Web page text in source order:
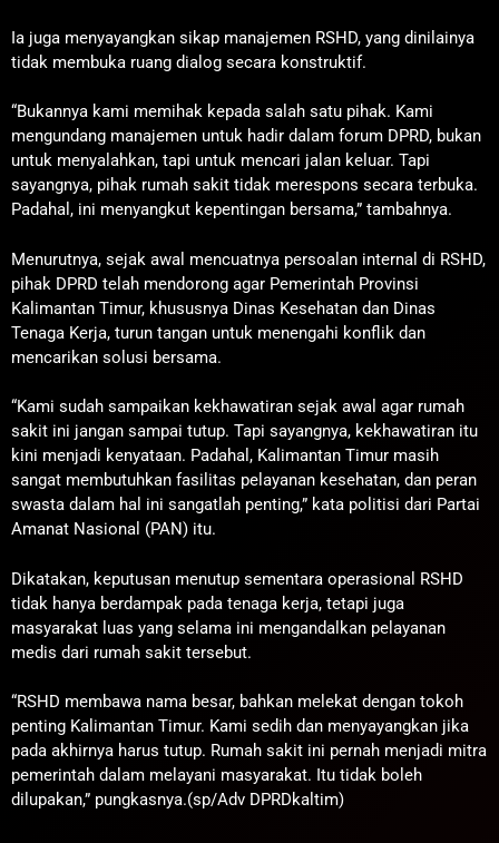
Ia juga menyayangkan sikap manajemen RSHD, yang dinilainya
tidak membuka ruang dialog secara konstruktif.
“Bukannya kami memihak kepada salah satu pihak. Kami
mengundang manajemen untuk hadir dalam forum DPRD, bukan
untuk menyalahkan, tapi untuk mencari jalan keluar. Tapi
sayangnya, pihak rumah sakit tidak merespons secara terbuka.
Padahal, ini menyangkut kepentingan bersama,” tambahnya.
Menurutnya, sejak awal mencuatnya persoalan internal di RSHD,
pihak DPRD telah mendorong agar Pemerintah Provinsi
Kalimantan Timur, khususnya Dinas Kesehatan dan Dinas
Tenaga Kerja, turun tangan untuk menengahi konflik dan
mencarikan solusi bersama.
“Kami sudah sampaikan kekhawatiran sejak awal agar rumah
sakit ini jangan sampai tutup. Tapi sayangnya, kekhawatiran itu
kini menjadi kenyataan. Padahal, Kalimantan Timur masih
sangat membutuhkan fasilitas pelayanan kesehatan, dan peran
swasta dalam hal ini sangatlah penting,” kata politisi dari Partai
Amanat Nasional (PAN) itu.
Dikatakan, keputusan menutup sementara operasional RSHD
tidak hanya berdampak pada tenaga kerja, tetapi juga
masyarakat luas yang selama ini mengandalkan pelayanan
medis dari rumah sakit tersebut.
“RSHD membawa nama besar, bahkan melekat dengan tokoh
penting Kalimantan Timur. Kami sedih dan menyayangkan jika
pada akhirnya harus tutup. Rumah sakit ini pernah menjadi mitra
pemerintah dalam melayani masyarakat. Itu tidak boleh
dilupakan,” pungkasnya.(sp/Adv DPRDkaltim)